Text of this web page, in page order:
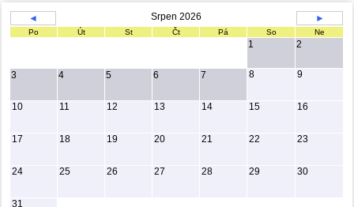
◄ Srpen 2026 ►
Po Út St Čt Pá So Ne
1 2
3 4 5 6 7 8 9
10 11 12 13 14 15 16
17 18 19 20 21 22 23
24 25 26 27 28 29 30
31